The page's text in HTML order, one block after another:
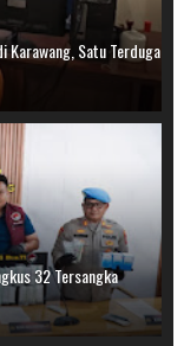
Karawang, Satu Terduga
32 Tersangka